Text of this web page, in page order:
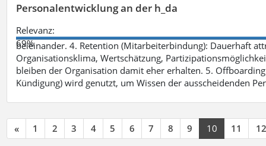
Personalentwicklung an der h_da
Relevanz:
69%
beieinander. 4. Retention (Mitarbeiterbindung): Dauerhaft
Organisationsklima, Wertschätzung,
bleiben der Organisation damit eher erhalten. 5.
Kündigung) wird genutzt, um Wissen der ausscheidenden
« 1 2 3 4 5 6 7 8 9 10 11 12